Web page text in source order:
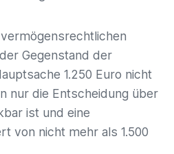
Gegenstand der
1.250 Euro nicht
nur die Entscheidung über
ist und eine
von nicht mehr als 1.500